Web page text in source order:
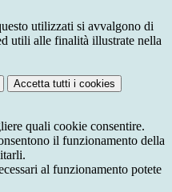
utilizzati si avvalgono di
utili alle finalità illustrate nella
Accetta tutti i cookies
quali cookie consentire.
il funzionamento della
al funzionamento potete